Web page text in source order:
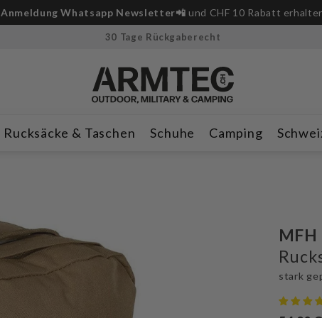
Anmeldung Whatsapp Newsletter📲 und CHF 10 Rabatt
30 Tage Rückgaberecht
Rucksäcke & Taschen Schuhe Camping
MFH
stark